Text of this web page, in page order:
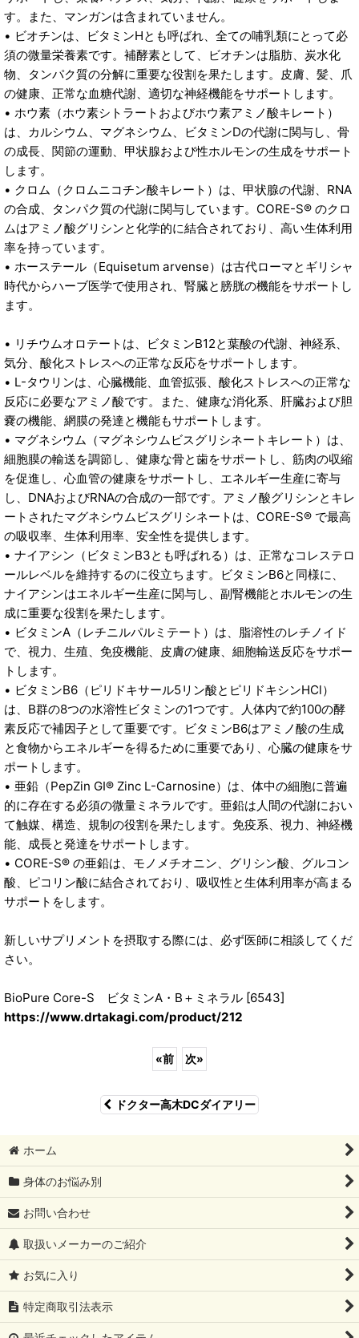
す。また、マンガンは含まれていません。
• ビオチンは、ビタミンHとも呼ばれ、全ての哺乳類にとって必
須の微量栄養素です。補酵素として、ビオチンは脂肪、炭水化
物、タンパク質の分解に重要な役割を果たします。皮膚、髪、爪
の健康、正常な血糖代謝、適切な神経機能をサポートします。
• ホウ素（ホウ素シトラートおよびホウ素アミノ酸キレート）
は、カルシウム、マグネシウム、ビタミンDの代謝に関与し、骨
の成長、関節の運動、甲状腺および性ホルモンの生成をサポート
します。
• クロム（クロムニコチン酸キレート）は、甲状腺の代謝、RNA
の合成、タンパク質の代謝に関与しています。CORE-S® のクロ
ムはアミノ酸グリシンと化学的に結合されており、高い生体利用
率を持っています。
• ホーステール（Equisetum arvense）は古代ローマとギリシャ
時代からハーブ医学で使用され、腎臓と膀胱の機能をサポートし
ます。
• リチウムオロテートは、ビタミンB12と葉酸の代謝、神経系、
気分、酸化ストレスへの正常な反応をサポートします。
• L-タウリンは、心臓機能、血管拡張、酸化ストレスへの正常な
反応に必要なアミノ酸です。また、健康な消化系、肝臓および胆
嚢の機能、網膜の発達と機能もサポートします。
• マグネシウム（マグネシウムビスグリシネートキレート）は、
細胞膜の輸送を調節し、健康な骨と歯をサポートし、筋肉の収縮
を促進し、心血管の健康をサポートし、エネルギー生産に寄与
し、DNAおよびRNAの合成の一部です。アミノ酸グリシンとキレ
ートされたマグネシウムビスグリシネートは、CORE-S® で最高
の吸収率、生体利用率、安全性を提供します。
• ナイアシン（ビタミンB3とも呼ばれる）は、正常なコレステロ
ールレベルを維持するのに役立ちます。ビタミンB6と同様に、
ナイアシンはエネルギー生産に関与し、副腎機能とホルモンの生
成に重要な役割を果たします。
• ビタミンA（レチニルパルミテート）は、脂溶性のレチノイド
で、視力、生殖、免疫機能、皮膚の健康、細胞輸送反応をサポー
トします。
• ビタミンB6（ピリドキサール5リン酸とピリドキシンHCl）
は、B群の8つの水溶性ビタミンの1つです。人体内で約100の酵
素反応で補因子として重要です。ビタミンB6はアミノ酸の生成
と食物からエネルギーを得るために重要であり、心臓の健康をサ
ポートします。
• 亜鉛（PepZin GI® Zinc L-Carnosine）は、体中の細胞に普遍
的に存在する必須の微量ミネラルです。亜鉛は人間の代謝におい
て触媒、構造、規制の役割を果たします。免疫系、視力、神経機
能、成長と発達をサポートします。
• CORE-S® の亜鉛は、モノメチオニン、グリシン酸、グルコン
酸、ピコリン酸に結合されており、吸収性と生体利用率が高まる
サポートをします。
新しいサプリメントを摂取する際には、必ず医師に相談してくだ
さい。
BioPure Core-S ビタミンA・B＋ミネラル [6543]
https://www.drtakagi.com/product/212
«前 次»
ドクター高木DCダイアリー
ホーム
身体のお悩み別
お問い合わせ
取扱いメーカーのご紹介
お気に入り
特定商取引法表示